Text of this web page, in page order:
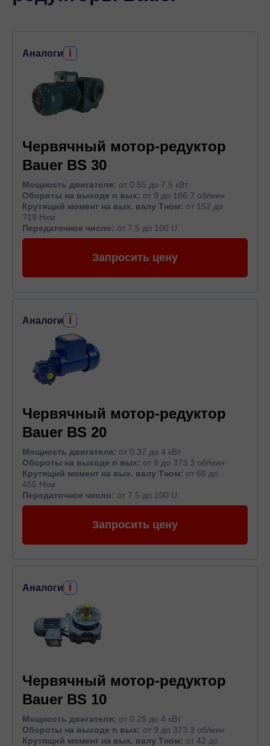
Аналоги i
Червячный мотор-редуктор
Bauer BS 30
Мощность двигателя: от 0.55 до 7.5 кВт
Обороты на выходе n вых: от 9 до 186.7 об/мин
Крутящий момент на вых. валу Тном: от 152 до
719 Нхм
Передаточное число: от 7.5 до 100 U
Запросить цену
Аналоги i
Червячный мотор-редуктор
Bauer BS 20
Мощность двигателя: от 0.37 до 4 кВт
Обороты на выходе n вых: от 9 до 373.3 об/мин
Крутящий момент на вых. валу Тном: от 66 до
455 Нхм
Передаточное число: от 7.5 до 100 U
Запросить цену
Аналоги i
Червячный мотор-редуктор
Bauer BS 10
Мощность двигателя: от 0.25 до 4 кВт
Обороты на выходе n вых: от 9 до 373.3 об/мин
Крутящий момент на вых. валу Тном: от 42 до